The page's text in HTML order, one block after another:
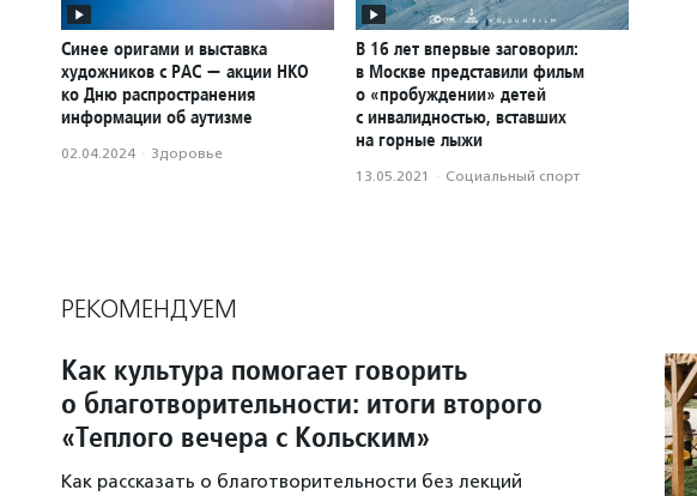
Синее оригами и выставка
художников с РАС — акции НКО
ко Дню распространения
информации об аутизме
02.04.2024 · Здоровье
В 16 лет впервые заговорил:
в Москве представили фильм
о «пробуждении» детей
с инвалидностью, вставших
на горные лыжи
13.05.2021 · Социальный спорт
РЕКОМЕНДУЕМ
Как культура помогает говорить
о благотворительности: итоги второго
«Теплого вечера с Кольским»
Как рассказать о благотворительности без лекций